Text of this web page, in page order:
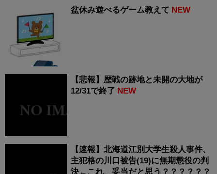
盆休み遊べるゲーム教えて NEW
【悲報】歴戦の跡地と未開の大地が
12/31で終了 NEW
【速報】北海道江別大学生殺人事件、
主犯格の川口被告(19)に無期懲役の判
決←これ、妥当だと思う？？？？？？